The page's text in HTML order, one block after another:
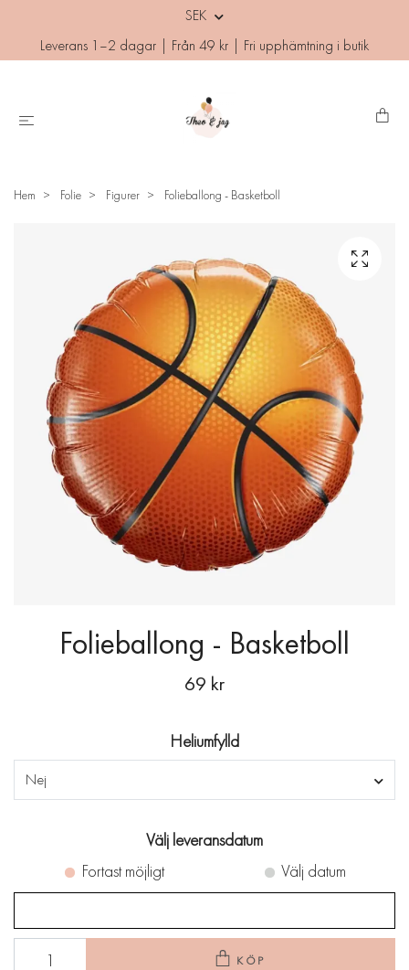
SEK
Leverans 1–2 dagar | Från 49 kr | Fri upphämtning i butik
Hem Folie Figurer Folieballong - Basketboll
Folieballong - Basketboll
69 kr
Heliumfylld
Nej
Välj leveransdatum
Fortast möjligt
Välj datum
KÖP